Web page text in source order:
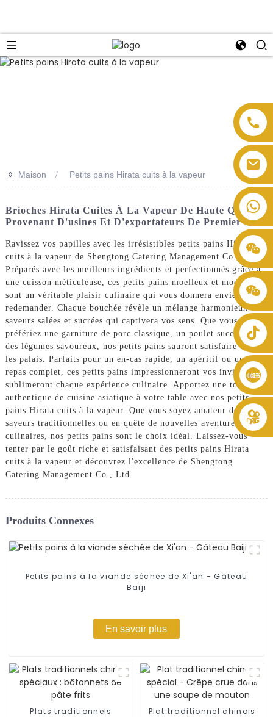
+86 8619946512999
>> Maison Petits pains Hirata cuits à la vapeur
Brioches Hirata Cuites À La Vapeur De Haute Qualité
Provenant D'usines Et D'exportateurs De Premier Plan
Ravissez vos papilles avec les irrésistibles petits pains Hirata
cuits à la vapeur de Shengtong Catering Management Co., Ltd.
Préparés avec les meilleurs ingrédients et perfectionnés grâce à
une cuisson méticuleuse, ces petits pains moelleux et moelleux
sont un véritable plaisir culinaire qui vous donnera envie d'en
redemander. Chaque bouchée révèle un mélange harmonieux de
saveurs salées et sucrées qui captivera vos sens. Que vous
préfériez une garniture de porc classique, un poulet succulent ou
des légumes savoureux, nos petits pains sauront satisfaire tous
les palais. Parfaits pour un en-cas rapide, un apéritif ou un
repas complet, ces petits pains impressionneront vos invités et
sublimeront chaque expérience culinaire. Apportez une touche
authentique de cuisine asiatique à votre table avec nos petits
pains Hirata cuits à la vapeur. Que vous soyez amateur de
saveurs traditionnelles ou en quête de nouvelles aventures
culinaires, nos petits pains sont le choix idéal. Laissez-vous
tenter par le goût riche et satisfaisant des petits pains Hirata
cuits à la vapeur et découvrez l'excellence de Shengtong
Catering Management Co., Ltd.
Produits Connexes
Petits pains à la viande séchée de Xi'an - Gâteau
Baiji
En savoir plus
Plats traditionnels
Plat traditionnel chinois